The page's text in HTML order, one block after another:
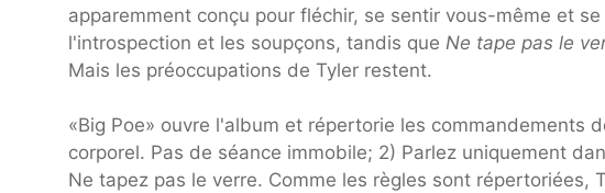
apparemment conçu pour fléchir, se sentir vous-même et se
l'introspection et les soupçons, tandis que Ne tape pas le
Mais les préoccupations de Tyler restent.
«Big Poe» ouvre l'album et répertorie les commandements
corporel. Pas de séance immobile; 2) Parlez uniquement
Ne tapez pas le verre. Comme les règles sont